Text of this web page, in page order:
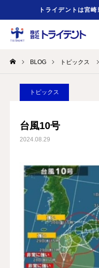
トライデントは宮
BLOG トピックス
トピックス
台風10号
2024.08.29
緊急時
友だち追加
会社概要
事業案内
勧誘方針
お役立ちリンク
トピックス
お問合せ